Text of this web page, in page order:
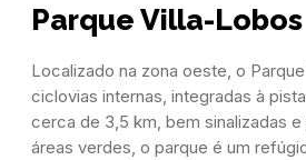
Parque Villa-Lobos
Localizado na zona oeste, o
ciclovias internas, integradas à
cerca de 3,5 km, bem sinalizadas e
áreas verdes, o parque é um